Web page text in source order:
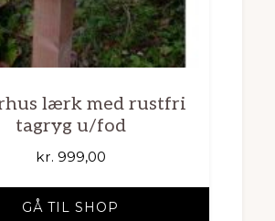
lærk med rustfri
tagryg u/fod
kr. 999,00
GÅ TIL SHOP